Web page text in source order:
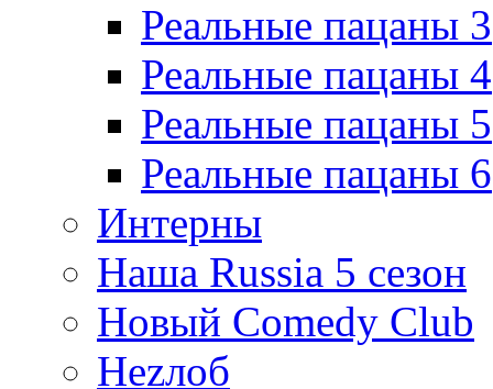
Реальные пацаны 3
Реальные пацаны 4
Реальные пацаны 5
Реальные пацаны 6
Интерны
Наша Russia 5 сезон
Новый Comedy Club
Неzлоб